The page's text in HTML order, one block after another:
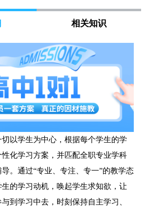
相关知识
以学生为中心，根据每个学生的学
化学习方案，并匹配全职专业学科
。通过“专业、专注、专一”的教学态
的学习动机，唤起学生求知欲，让
到学习中去，时刻保持自主学习、